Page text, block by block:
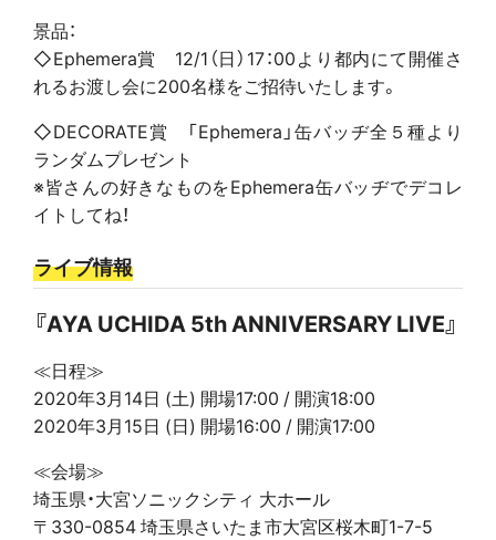
景品：
◇Ephemera賞 12/1（日）17：00より都内にて開催さ
れるお渡し会に200名様をご招待いたします。
◇DECORATE賞 「Ephemera」缶バッヂ全５種より
ランダムプレゼント
※皆さんの好きなものをEphemera缶バッヂでデコレ
イトしてね！
ライブ情報
『AYA UCHIDA 5th ANNIVERSARY LIVE』
≪日程≫
2020年3月14日 (土) 開場17:00 / 開演18:00
2020年3月15日 (日) 開場16:00 / 開演17:00
≪会場≫
埼玉県・大宮ソニックシティ 大ホール
〒330-0854 埼玉県さいたま市大宮区桜木町1-7-5